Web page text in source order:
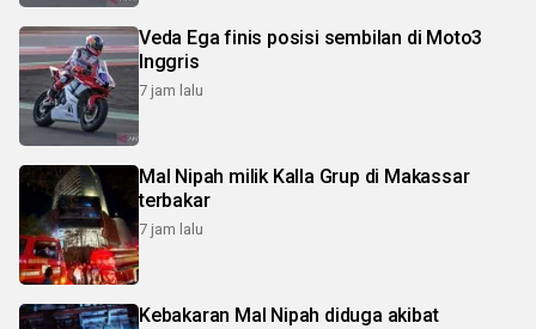
Veda Ega finis posisi sembilan di Moto3
Inggris
7 jam lalu
Mal Nipah milik Kalla Grup di Makassar
terbakar
7 jam lalu
Kebakaran Mal Nipah diduga akibat